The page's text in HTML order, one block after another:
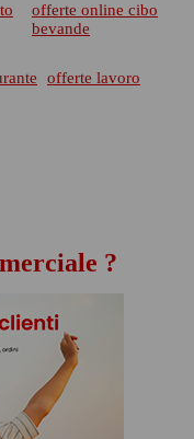
offerte online cibo
bevande
offerte lavoro
?